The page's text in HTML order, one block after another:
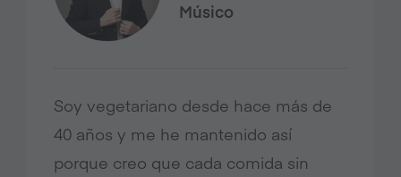
Músico
Soy vegetariano desde hace más de
40 años y me he mantenido así
porque creo que cada comida sin